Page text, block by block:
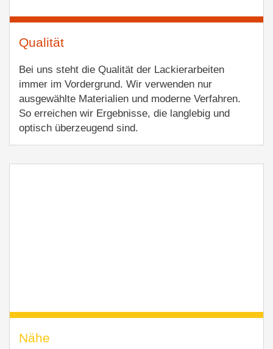
Qualität
Bei uns steht die Qualität der Lackierarbeiten
immer im Vordergrund. Wir verwenden nur
ausgewählte Materialien und moderne Verfahren.
So erreichen wir Ergebnisse, die langlebig und
optisch überzeugend sind.
Nähe